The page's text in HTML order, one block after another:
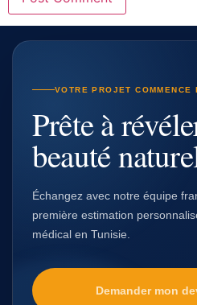
VOTRE PROJET COMMENCE
Prête à
beauté
Échangez avec notre équipe
première estimation
médical en Tunisie.
Demander mon